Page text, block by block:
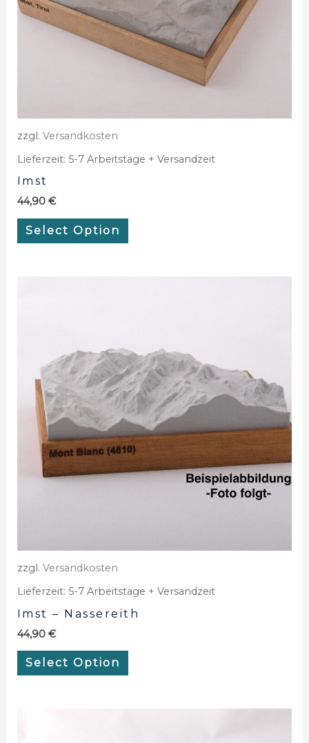
zzgl. Versandkosten
Lieferzeit: 5-7 Arbeitstage + Versandzeit
Imst
44,90 €
Select Option
zzgl. Versandkosten
Lieferzeit: 5-7 Arbeitstage + Versandzeit
Imst – Nassereith
44,90 €
Select Option